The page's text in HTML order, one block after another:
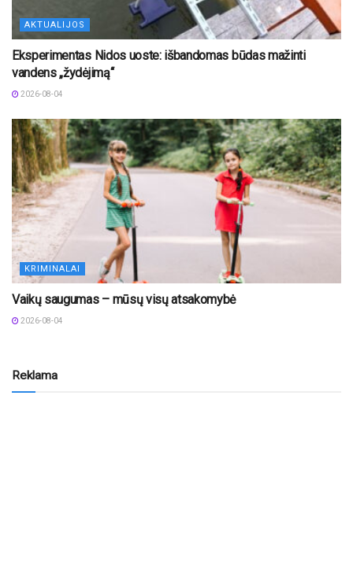
AKTUALIJOS
Eksperimentas Nidos uoste: išbandomas būdas mažinti
vandens „žydėjimą“
2026-08-04
KRIMINALAI
Vaikų saugumas – mūsų visų atsakomybė
2026-08-04
Reklama